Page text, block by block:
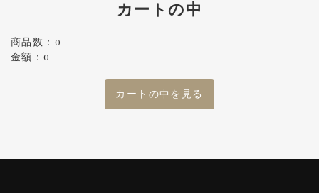
カートの中
商品数：0
金額：0
カートの中を見る